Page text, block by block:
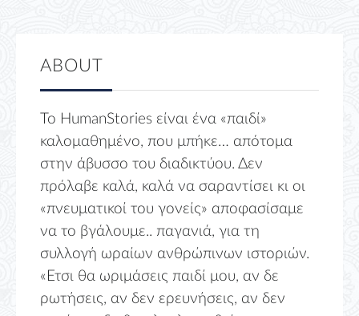
ABOUT
Το HumanStories είναι ένα «παιδί»
καλομαθημένο, που μπήκε… απότομα
στην άβυσσο του διαδικτύου. Δεν
πρόλαβε καλά, καλά να σαραντίσει κι οι
«πνευματικοί του γονείς» αποφασίσαμε
να το βγάλουμε.. παγανιά, για τη
συλλογή ωραίων ανθρώπινων ιστοριών.
«Ετσι θα ωριμάσεις παιδί μου, αν δε
ρωτήσεις, αν δεν ερευνήσεις, αν δεν